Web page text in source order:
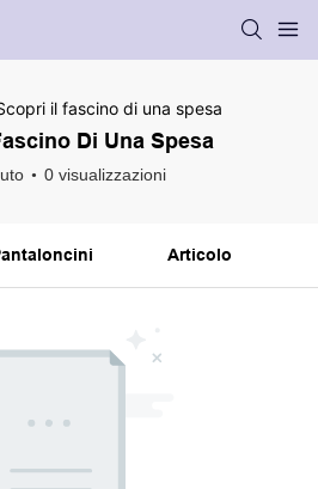
il fascino di una spesa
Di Una Spesa
0 visualizzazioni
Articolo